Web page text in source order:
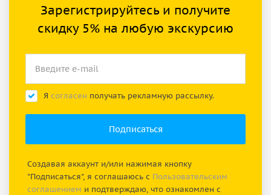
Зарегистрируйтесь и получите
скидку 5% на любую экскурсию
Я согласен получать рекламную рассылку.
Создавая аккаунт и/или нажимая кнопку
"Подписаться", я соглашаюсь с Пользовательским
соглашением и подтверждаю, что ознакомлен с